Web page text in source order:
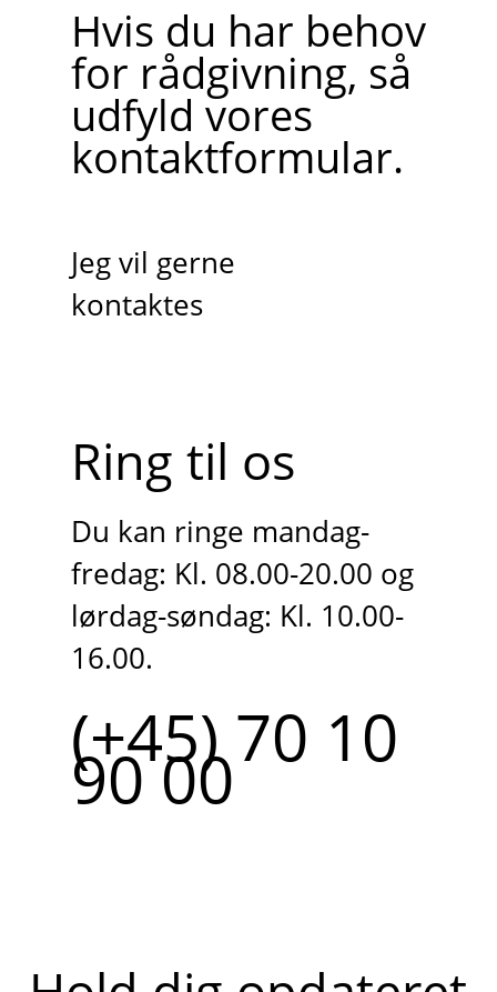
Hvis du har behov
for rådgivning, så
udfyld vores
kontaktformular.
Jeg vil gerne
kontaktes
Ring til os
Du kan ringe mandag-
fredag: Kl. 08.00-20.00 og
lørdag-søndag: Kl. 10.00-
16.00.
(+45) 70 10
90 00